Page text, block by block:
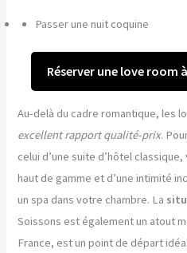
Passer une nuit coquine
Réserver une love room
Au-delà du cadre romantique, les
excellent rapport qualité-prix.
celui d’une suite d’hôtel
haut de gamme et d’une intimité
un spa dans votre chambre. La
Soissons est également un atout
France, est un point de départ